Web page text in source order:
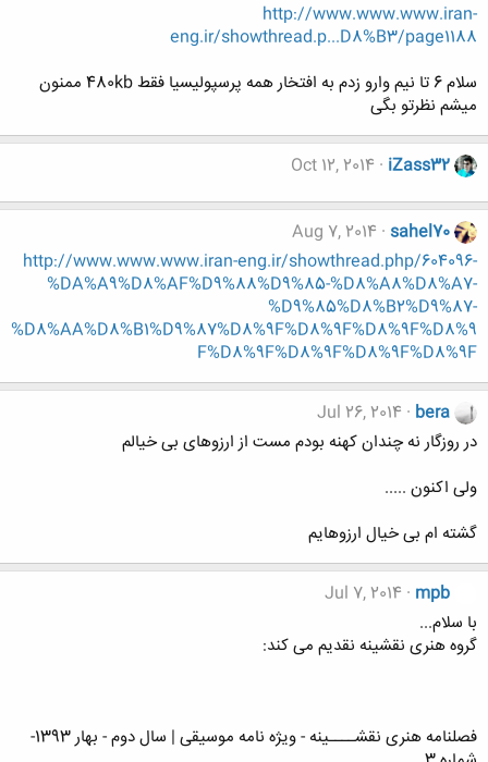
http://www.www.www.iran-
eng.ir/showthread.p...D8%B3/page1188
سلام 6 تا نیم وارو زدم به افتخار همه پرسپولیسیا فقط 480kb ممنون
میشم نظرتو بگی
iZass32
Oct 12, 2014
sahel70
Aug 7, 2014
http://www.www.www.iran-eng.ir/showthread.php/604096-
%DA%A9%D8%AF%D9%88%D9%85-%D8%A8%D8%A7-
%D9%85%D8%B2%D9%87-
%D8%AA%D8%B1%D9%87%D8%9F%D8%9F%D8%9F%D8%9
F%D8%9F%D8%9F%D8%9F%D8%9F
bera
Jul 26, 2014
در روزگار نه چندان کهنه بودم مست از ارزوهای بی خیالم
ولی اکنون .....
گشته ام بی خیال ارزوهایم
mpb
Jul 7, 2014
با سلام...
گروه هنری نقشینه نقدیم می کند:
فصلنامه هنری نقشــــینه - ویژه نامه موسیقی | سال دوم - بهار 1393-